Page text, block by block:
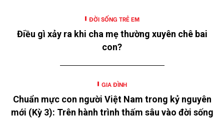
ĐỜI SỐNG TRẺ EM
Điều gì xảy ra khi cha mẹ thường xuyên chê bai
con?
GIA ĐÌNH
Chuẩn mực con người Việt Nam trong kỷ nguyên
mới (Kỳ 3): Trên hành trình thấm sâu vào đời sống